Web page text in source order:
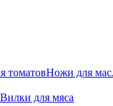
томатовНожи для
Вилки для мяса